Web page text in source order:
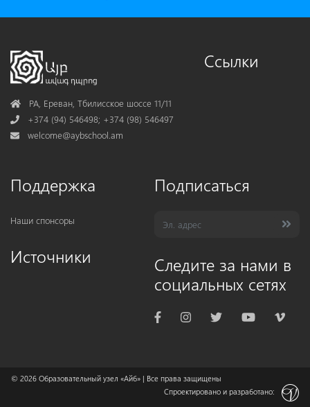
AddressРА, Ереван, Тбилисское шоссе 11/11
Phone+374 (94) 546498; +374 (98) 546497
Mail
welcome@aybschool.am
Ссылки
Поддержка
Наши спонсоры
Источники
Подписаться
Следите за нами в
социальных сетях
© 2026 Образовательный узел «Айб» | Все права защищены
Спроектировано и разработано: